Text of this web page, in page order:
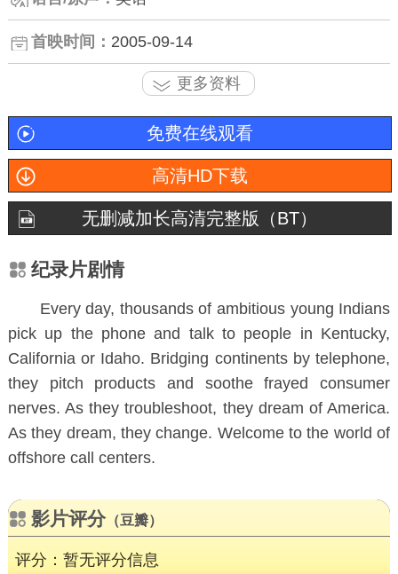
首映时间： 2005-09-14
更多资料
免费在线观看
高清HD下载
无删减加长高清完整版（BT）
纪录片剧情
Every day, thousands of ambitious young Indians
pick up the phone and talk to people in Kentucky,
California or Idaho. Bridging continents by telephone,
they pitch products and soothe frayed consumer
nerves. As they troubleshoot, they dream of America.
As they dream, they change. Welcome to the world of
offshore call centers.
影片评分（豆瓣）
评分：暂无评分信息